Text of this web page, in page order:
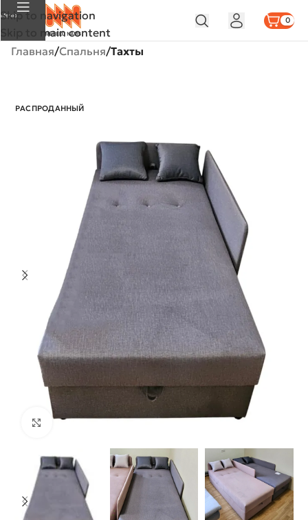
Skip to navigation
Skip to main content
Меню 0
Главная Спальня Тахты
РАСПРОДАННЫЙ
Нажмите, чтобы увеличить